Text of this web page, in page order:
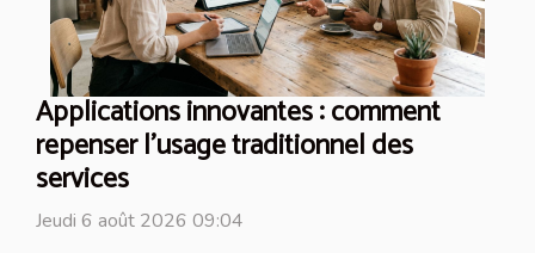
Applications innovantes : comment
repenser l’usage traditionnel des
services
Jeudi 6 août 2026 09:04